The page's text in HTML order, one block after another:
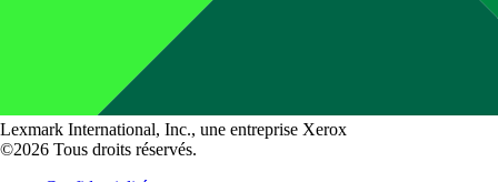
Lexmark International, Inc., une entreprise Xerox
©2026 Tous droits réservés.